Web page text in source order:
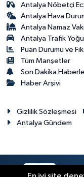
Antalya Nöbetçi
Antalya Hava
Antalya Namaz
Antalya Trafik
Puan Durumu ve
Tüm Manşetler
Son Dakika
Haber Arşivi
Gizlilik Sözleşmesi
Antalya Gündem